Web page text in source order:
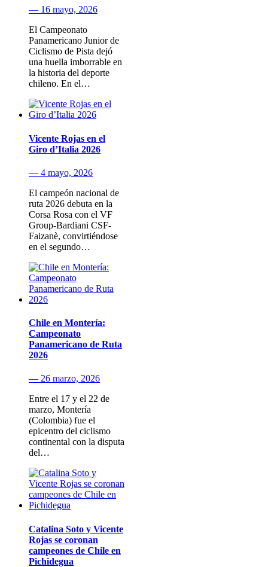
— 16 mayo, 2026
El Campeonato
Panamericano Junior de
Ciclismo de Pista dejó
una huella imborrable en
la historia del deporte
chileno. En el…
Vicente Rojas en el
Giro d’Italia 2026
— 4 mayo, 2026
El campeón nacional de
ruta 2026 debuta en la
Corsa Rosa con el VF
Group-Bardiani CSF-
Faizanè, convirtiéndose
en el segundo…
Chile en Montería:
Campeonato
Panamericano de Ruta
2026
— 26 marzo, 2026
Entre el 17 y el 22 de
marzo, Montería
(Colombia) fue el
epicentro del ciclismo
continental con la disputa
del…
Catalina Soto y Vicente
Rojas se coronan
campeones de Chile en
Pichidegua